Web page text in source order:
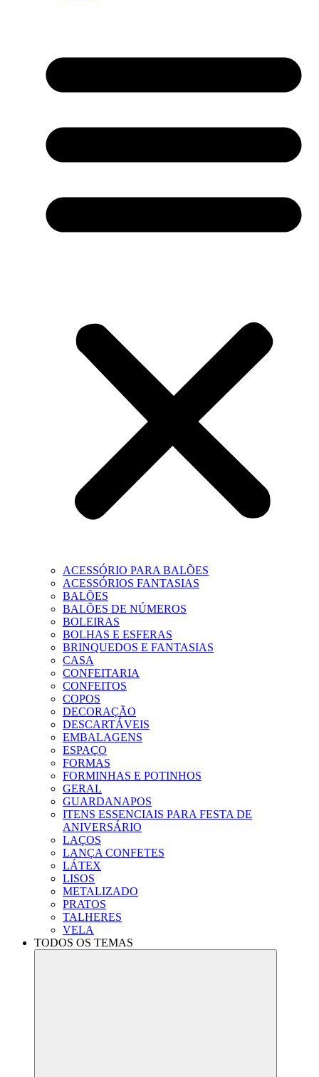
ACESSÓRIO PARA BALÕES
ACESSÓRIOS FANTASIAS
BALÕES
BALÕES DE NÚMEROS
BOLEIRAS
BOLHAS E ESFERAS
BRINQUEDOS E FANTASIAS
CASA
CONFEITARIA
CONFEITOS
COPOS
DECORAÇÃO
DESCARTÁVEIS
EMBALAGENS
ESPAÇO
FORMAS
FORMINHAS E POTINHOS
GERAL
GUARDANAPOS
ITENS ESSENCIAIS PARA FESTA DE
ANIVERSÁRIO
LAÇOS
LANÇA CONFETES
LÁTEX
LISOS
METALIZADO
PRATOS
TALHERES
VELA
TODOS OS TEMAS